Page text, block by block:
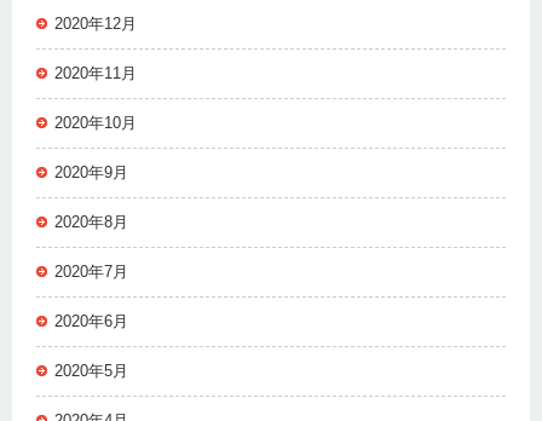
2020年12月
2020年11月
2020年10月
2020年9月
2020年8月
2020年7月
2020年6月
2020年5月